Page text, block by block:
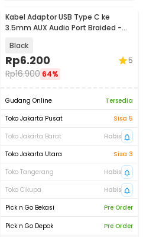
Kabel Adaptor USB Type C ke
3.5mm AUX Audio Port Braided -
Black
Rp6.200
Rp16.900 64%
5
Gudang Online
Tersedia
Toko Jakarta Pusat
Sisa 5
Toko Jakarta Barat
Habis
Toko Jakarta Utara
Sisa 3
Toko Tangerang
Habis
Toko Cikupa
Habis
Pick n Go Bekasi
Pre Order
Pick n Go Depok Pre Order